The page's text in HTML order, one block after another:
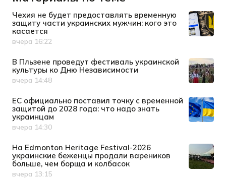
Чехия не будет предоставлять временную
защиту части украинских мужчин: кого это
касается
Дата публикации
вчера 16:22
В Пльзене проведут фестиваль украинской
культуры ко Дню Независимости
Дата публикации
вчера 14:48
ЕС официально поставил точку с временной
защитой до 2028 года: что надо знать
украинцам
Дата публикации
вчера 14:30
На Edmonton Heritage Festival-2026
украинские беженцы продали вареников
больше, чем борща и колбасок
Дата публикации
вчера 13:15